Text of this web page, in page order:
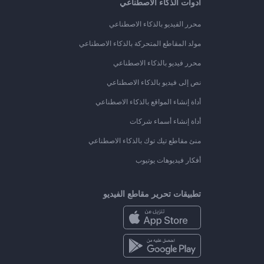
أدوات الذكاء الاصطناعي
محرر الفيديو بالذكاء الاصطناعي
مولد المقاطع المتحركة بالذكاء الاصطناعي
محرر فيديو بالذكاء الاصطناعي
نص إلى فيديو بالذكاء الاصطناعي
أداة إنشاء المواقع بالذكاء الاصطناعي
أداة إنشاء أسماء شركات
منئ مقاطع تيك توك بالذكاء الاصطناعي
أفكار فيديوهات يوتيوب
تطبيقات تحرير مقاطع الفيديو